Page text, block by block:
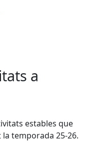
a
estables que
temporada 25-26.